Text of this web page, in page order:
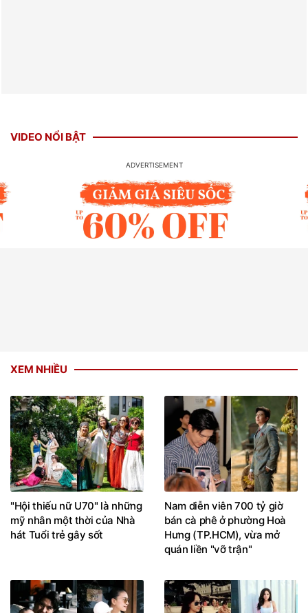
VIDEO NỔI BẬT
XEM NHIỀU
"Hội thiếu nữ U70" là những
mỹ nhân một thời của Nhà
hát Tuổi trẻ gây sốt
Nam diễn viên 700 tỷ giờ
bán cà phê ở phường Hoà
Hưng (TP.HCM), vừa mở
quán liền "vỡ trận"